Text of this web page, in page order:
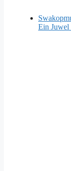
Ein Juwel